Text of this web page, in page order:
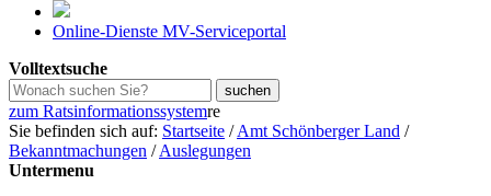
Online-Dienste MV-Serviceportal
Volltextsuche
zum Ratsinformationssystemre
Sie befinden sich auf: Startseite /Amt Schönberger Land /
Bekanntmachungen /Auslegungen
Untermenu